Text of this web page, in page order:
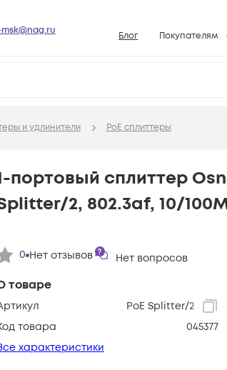
Блог Покупателям
Условия
Возврат
Вопросы и
Конфигураторы
и удлинители PoE сплиттеры
товаре
PoE Splitter/2
товара
045377
характеристики
портовый сплиттер
2, 802.3af, 10/
0 Нет отзывов Нет вопросов